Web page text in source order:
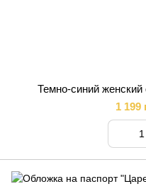
Темно-синий
1 199